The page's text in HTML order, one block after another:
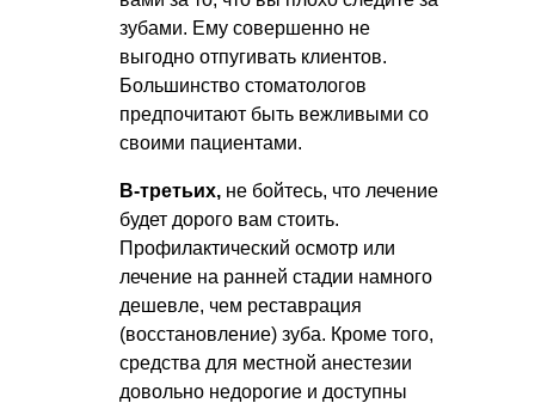
зубами. Ему совершенно не
выгодно отпугивать клиентов.
Большинство стоматологов
предпочитают быть вежливыми со
своими пациентами.
В-третьих, не бойтесь, что лечение
будет дорого вам стоить.
Профилактический осмотр или
лечение на ранней стадии намного
дешевле, чем реставрация
(восстановление) зуба. Кроме того,
средства для местной анестезии
довольно недорогие и доступны